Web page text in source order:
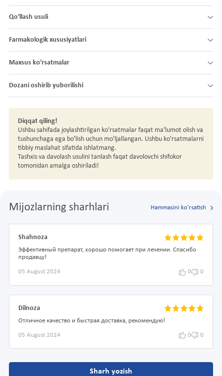
Qo'llash usuli
Farmakologik xususiyatlari
Maxsus ko'rsatmalar
Dozani oshirib yuborilishi
Diqqat qiling!
Ushbu sahifada joylashtirilgan ko'rsatmalar faqat ma'lumot olish va
tushunchaga ega bo'lish uchun mo'ljallangan. Ushbu ko'rsatmalarni
tibbiy maslahat sifatida ishlatmang.
Tashxis va davolash usulini tanlash faqat davolovchi shifokor
tomonidan amalga oshiriladi!
Mijozlarning sharhlari Hammasini ko'rsatish
Shahnoza
Эффективный препарат, хорошо помогает при лечении. Спасибо
продавцу!
05 August 2024 0 0
Dilnoza
Отличное качество и быстрая доставка, рекомендую!
05 August 2024 0 0
Sharh yozish